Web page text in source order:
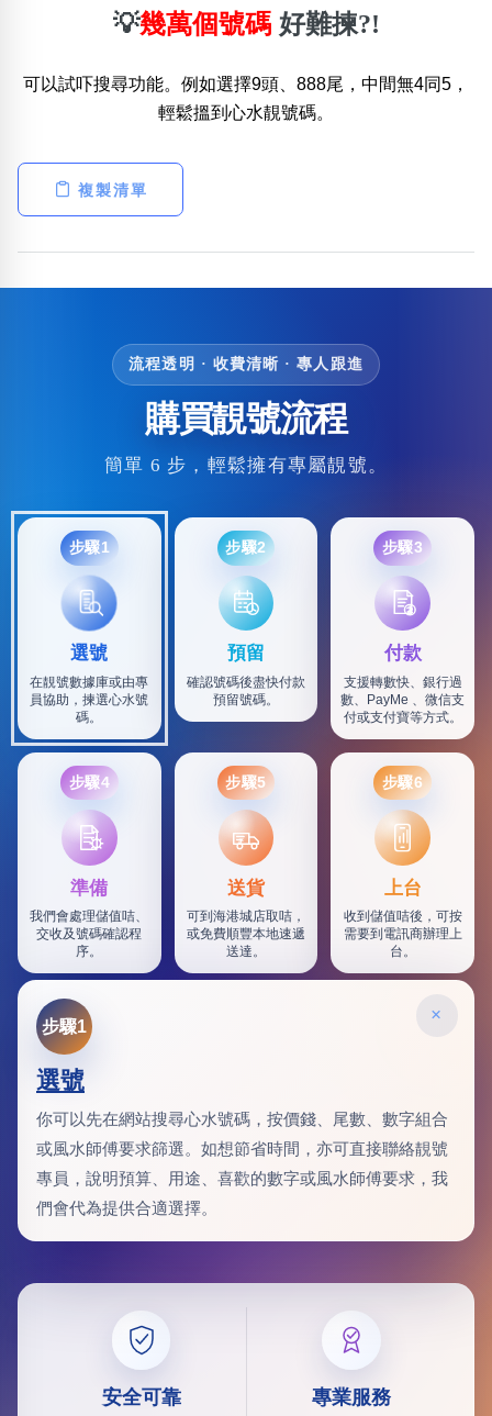
💡幾萬個號碼 好難揀?!
可以試吓搜尋功能。例如選擇9頭、888尾，中間無4同5，
輕鬆搵到心水靚號碼。
複製清單
流程透明 · 收費清晰 · 專人跟進
購買靚號流程
簡單 6 步，輕鬆擁有專屬靚號。
步驟1
選號
在靚號數據庫或由專
員協助，揀選心水號
碼。
步驟2
預留
確認號碼後盡快付款
預留號碼。
步驟3
付款
支援轉數快、銀行過
數、PayMe 、微信支
付或支付寶等方式。
步驟4
準備
我們會處理儲值咭、
交收及號碼確認程
序。
步驟5
SF
送貨
可到海港城店取咭，
或免費順豐本地速遞
送達。
步驟6
上台
收到儲值咭後，可按
需要到電訊商辦理上
台。
×
步驟1
選號
你可以先在網站搜尋心水號碼，按價錢、尾數、數字組合
或風水師傅要求篩選。如想節省時間，亦可直接聯絡靚號
專員，說明預算、用途、喜歡的數字或風水師傅要求，我
們會代為提供合適選擇。
安全可靠 專業服務